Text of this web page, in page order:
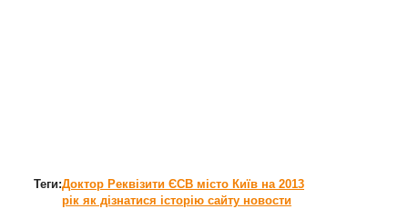
Теги:Доктор Реквізити ЄСВ місто Київ на 2013
рік як дізнатися історію сайту новости